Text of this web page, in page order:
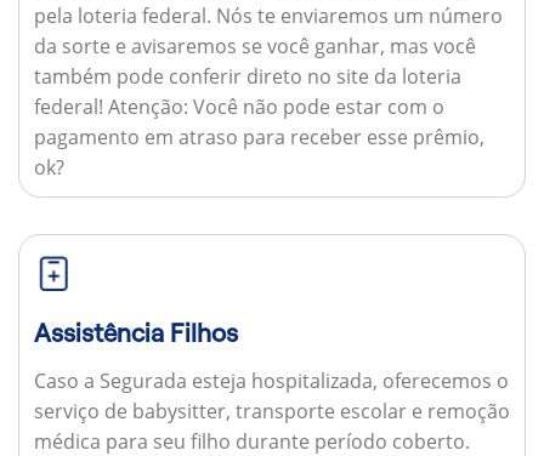
pela loteria federal. Nós te enviaremos um número
da sorte e avisaremos se você ganhar, mas você
também pode conferir direto no site da loteria
federal! Atenção: Você não pode estar com o
pagamento em atraso para receber esse prêmio,
ok?
Assistência Filhos
Caso a Segurada esteja hospitalizada, oferecemos o
serviço de babysitter, transporte escolar e remoção
médica para seu filho durante período coberto.